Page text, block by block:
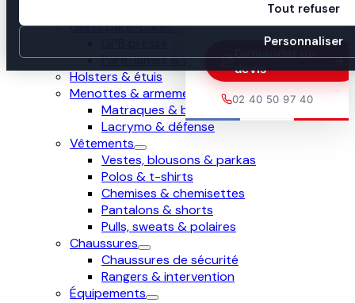
Tout refuser
Personnaliser
Demander un
devis
02 40 50 97 40
Gilets pare-balles
Pare-lames & anti-couteau
Holsters & étuis
Menottes & armement
Matraques & bâtons
Lacrymo & défense
Vêtements
Vestes, blousons & parkas
Polos & t-shirts
Chemises & chemisettes
Pantalons & shorts
Pulls, sweats & polaires
Chaussures
Chaussures de sécurité
Rangers & intervention
Équipements